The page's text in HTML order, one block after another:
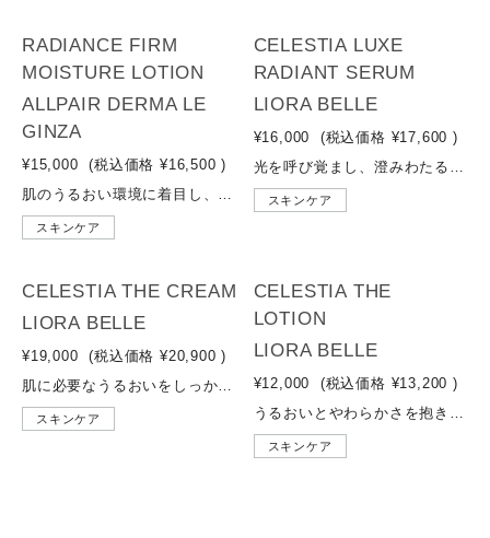
RADIANCE FIRM
MOISTURE LOTION
ALLPAIR DERMA LE
GINZA
¥15,000 (税込価格 ¥16,500 )
スキンケア
NEW
CELESTIA LUXE
RADIANT SERUM
LIORA BELLE
¥16,000 (税込価格 ¥17,600 )
スキンケア
CELESTIA THE CREAM
LIORA BELLE
¥19,000 (税込価格 ¥20,900 )
スキンケア
CELESTIA THE
LOTION
LIORA BELLE
¥12,000 (税込価格 ¥13,200 )
スキンケア